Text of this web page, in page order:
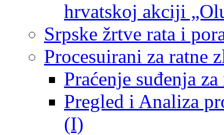
hrvatskoj akciji
Srpske žrtve rata i
Procesuirani za ratne
Praćenje suđenja
Pregled i Analiza
(I)